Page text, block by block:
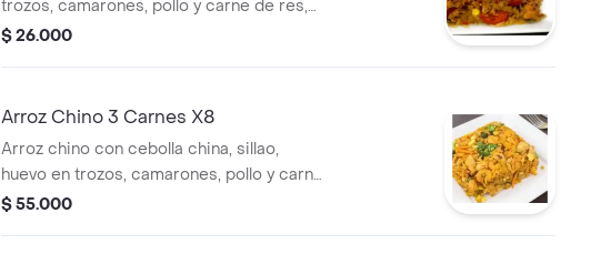
trozos, camarones, pollo y carne de res,
porción personal.
$ 26.000
Arroz Chino 3 Carnes X8
Arroz chino con cebolla china, sillao,
huevo en trozos, camarones, pollo y carne
de res, porción para 8 personas.
$ 55.000